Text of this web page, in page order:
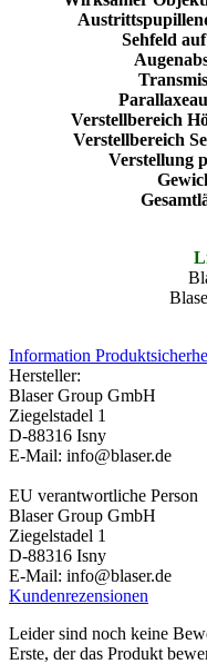
Sehfeld
Verstellbereich
Verstellbereich
Verstellung
Information
Hersteller:
Blaser Group GmbH
Ziegelstadel 1
D-88316 Isny
E-Mail: info@blaser.de
EU verantwortliche Person
Blaser Group GmbH
Ziegelstadel 1
D-88316 Isny
E-Mail: info@blaser.de
Kundenrezensionen
Leider sind noch keine
Erste, der das Produkt